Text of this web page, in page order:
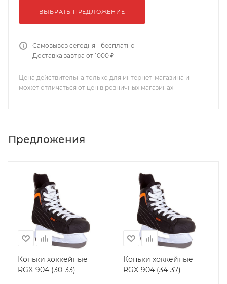
ВЫБРАТЬ ПРЕДЛОЖЕНИЕ
Самовывоз сегодня - бесплатно
Доставка завтра от 1000 ₽
Цена действительна только для интернет-магазина и
может отличаться от цен в розничных магазинах
Предложения
Коньки хоккейные
RGX-904 (30-33)
Коньки хоккейные
RGX-904 (34-37)